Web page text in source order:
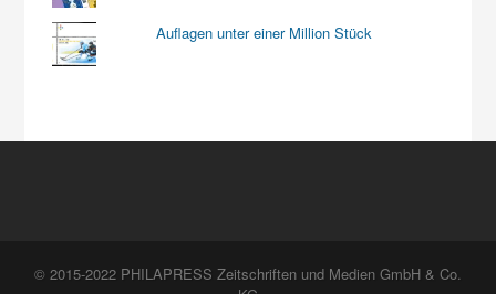
Auflagen unter einer Million Stück
© 2015-2022 PHILAPRESS Zeitschriften und Medien GmbH & Co.